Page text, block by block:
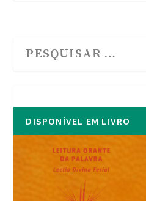
DISPONÍVEL EM LIVRO